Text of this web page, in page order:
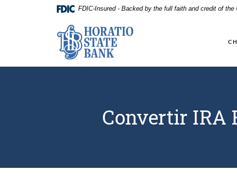
to
to
FDIC-Insured - Backed by the full faith and credit of the
Horatio State Bank
Convertir IRA